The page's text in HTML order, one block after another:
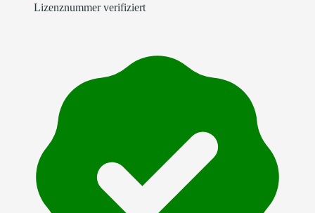
Lizenznummer verifiziert